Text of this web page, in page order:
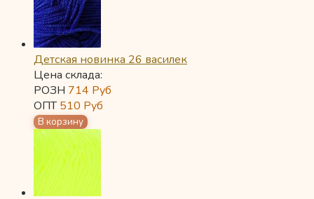
Детская новинка 26 василек
Цена склада:
РОЗН 714 Руб
ОПТ510 Руб